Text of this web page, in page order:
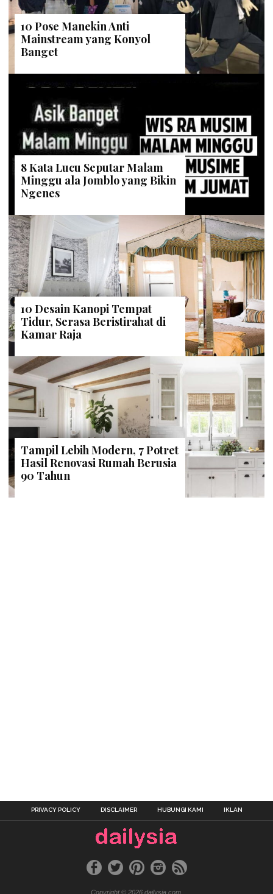
10 Pose Manekin Anti
Mainstream yang Konyol
Banget
8 Kata Lucu Seputar Malam
Minggu ala Jomblo yang Bikin
Ngenes
10 Desain Kanopi Tempat
Tidur, Serasa Beristirahat di
Kamar Raja
Tampil Lebih Modern, 7 Potret
Hasil Renovasi Rumah Berusia
90 Tahun
PRIVACY POLICY DISCLAIMER HUBUNGI KAMI IKLAN
Copyright © 2026 dailysia.com.